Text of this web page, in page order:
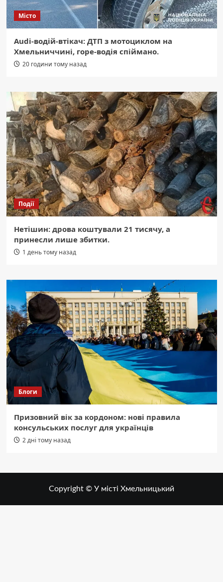
Місто
Audi-водій-втікач: ДТП з мотоциклом на
Хмельниччині, горе-водія спіймано.
20 години тому назад
Події
Нетішин: дрова коштували 21 тисячу, а
принесли лише збитки.
1 день тому назад
Блоги
Призовний вік за кордоном: нові правила
консульських послуг для українців
2 дні тому назад
Copyright © У місті Хмельницький